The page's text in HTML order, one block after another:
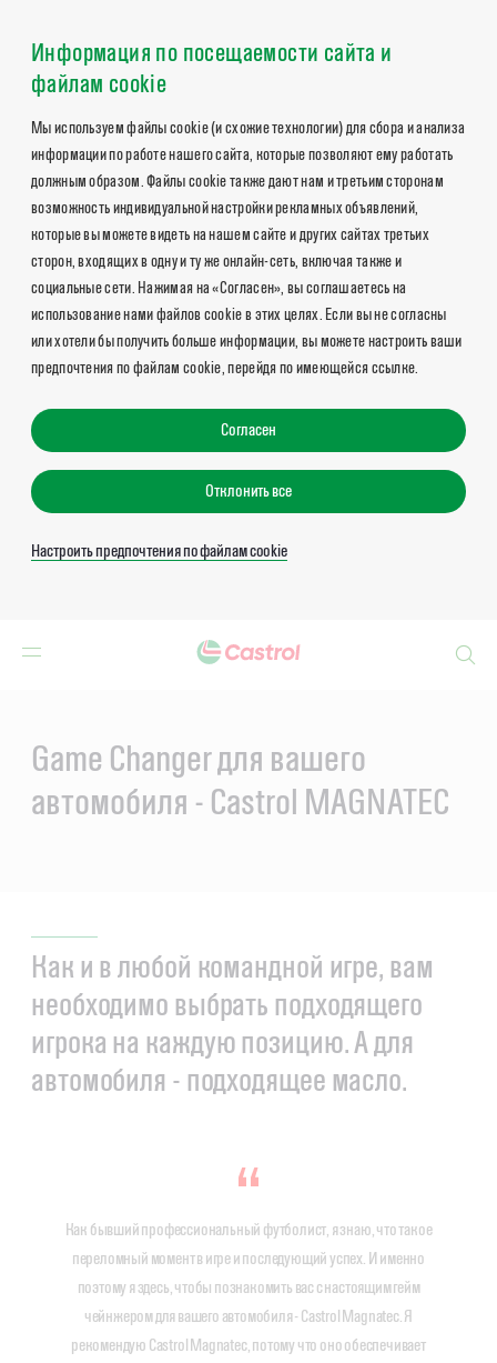
Информация по посещаемости сайта и
файлам cookie
Мы используем файлы cookie (и схожие технологии) для сбора и анализа
информации по работе нашего сайта, которые позволяют ему работать
должным образом. Файлы cookie также дают нам и третьим сторонам
возможность индивидуальной настройки рекламных объявлений,
которые вы можете видеть на нашем сайте и других сайтах третьих
сторон, входящих в одну и ту же онлайн-сеть, включая также и
социальные сети. Нажимая на «Согласен», вы соглашаетесь на
использование нами файлов cookie в этих целях. Если вы не согласны
или хотели бы получить больше информации, вы можете настроить ваши
предпочтения по файлам cookie, перейдя по имеющейся ссылке.
Согласен
Отклонить все
Настроить предпочтения по файлам cookie
Game Changer для вашего
автомобиля - Castrol MAGNATEC
Как и в любой командной игре, вам
необходимо выбрать подходящего
игрока на каждую позицию. А для
автомобиля - подходящее масло.
Как бывший профессиональный футболист, я знаю, что такое
переломный момент в игре и последующий успех. И именно
поэтому я здесь, чтобы познакомить вас с настоящим гейм
чейнжером для вашего автомобиля - Castrol Magnatec. Я
рекомендую Castrol Magnatec, потому что оно обеспечивает